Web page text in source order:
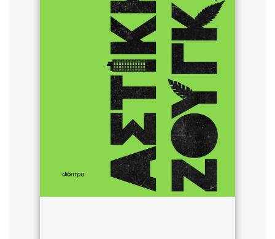
Sebastian Fitzek
Playlist
Στέφανος Ξενάκης